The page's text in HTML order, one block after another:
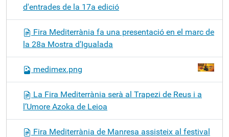
d'entrades de la 17a edició
Fira Mediterrània fa una presentació en el marc de
la 28a Mostra d’Igualada
medimex.png
La Fira Mediterrània serà al Trapezi de Reus i a
l’Umore Azoka de Leioa
Fira Mediterrània de Manresa assisteix al festival